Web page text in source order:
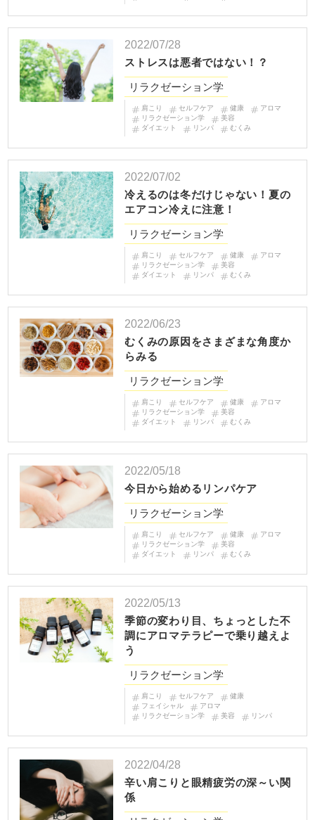
2022/07/28
ストレスは悪者ではない！？
リラクゼーション学
肩こり セルフケア 健康
アロマ
リラクゼーション学
美容
ダイエット
リンパ むくみ
2022/07/02
冷えるのは冬だけじゃない！夏の
エアコン冷えに注意！
リラクゼーション学
肩こり セルフケア 健康
アロマ
リラクゼーション学
美容
ダイエット
リンパ むくみ
2022/06/23
むくみの原因をさまざまな角度か
らみる
リラクゼーション学
肩こり セルフケア 健康
アロマ
リラクゼーション学
美容
ダイエット
リンパ むくみ
2022/05/18
今日から始めるリンパケア
リラクゼーション学
肩こり セルフケア 健康
アロマ
リラクゼーション学
美容
ダイエット
リンパ むくみ
2022/05/13
季節の変わり目、ちょっとした不
調にアロマテラピーで乗り越えよ
う
リラクゼーション学
肩こり セルフケア
健康
フェイシャル
アロマ
リラクゼーション学
美容 リンパ
2022/04/28
辛い肩こりと眼精疲労の深～い関
係